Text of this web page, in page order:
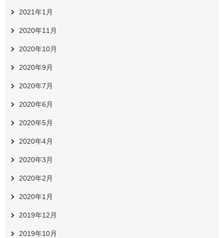
2021年1月
2020年11月
2020年10月
2020年9月
2020年7月
2020年6月
2020年5月
2020年4月
2020年3月
2020年2月
2020年1月
2019年12月
2019年10月